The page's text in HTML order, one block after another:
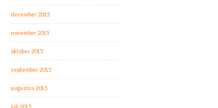
december 2015
november 2015
oktober 2015
september 2015
augustus 2015
juli 2015